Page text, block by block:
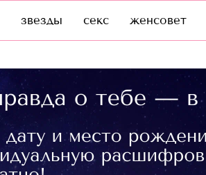
звезды секс женсовет